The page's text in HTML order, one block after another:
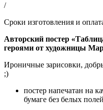
/
Сроки изготовления и
Авторский постер
героями от художницы
Ироничные зарисовки,
;)
постер напечатан на
бумаге без белых полей